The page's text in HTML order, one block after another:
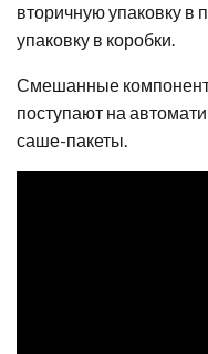
вторичную упаковку в
упаковку в коробки.
Смешанные
поступают на
саше-пакеты.